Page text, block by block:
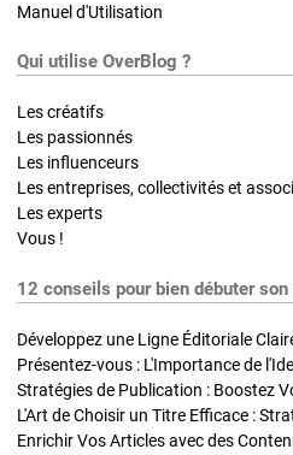
Manuel d'Utilisation
Qui utilise OverBlog ?
Les créatifs
Les passionnés
Les influenceurs
Les entreprises, collectivités et
Les experts
Vous !
12 conseils pour bien débuter
Développez une Ligne Éditoriale
Présentez-vous : L'Importance de
L'Art de Choisir un Titre Efficace :